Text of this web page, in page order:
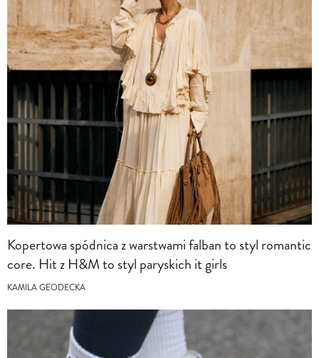
Kopertowa spódnica z warstwami falban to styl romantic
core. Hit z H&M to styl paryskich it girls
KAMILA GEODECKA